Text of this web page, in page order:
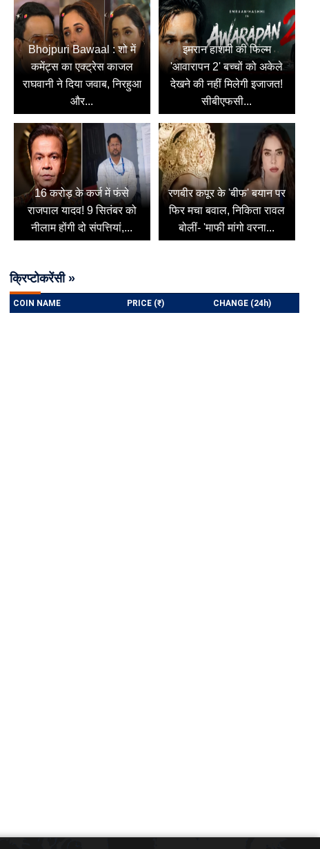
Bhojpuri Bawaal : शो में
कमेंट्स का एक्ट्रेस काजल
राघवानी ने दिया जवाब, निरहुआ
और...
इमरान हाशमी की फिल्म
'आवारापन 2' बच्चों को अकेले
देखने की नहीं मिलेगी इजाजत!
सीबीएफसी...
16 करोड़ के कर्ज में फंसे
राजपाल यादव! 9 सितंबर को
नीलाम होंगी दो संपत्तियां,...
रणबीर कपूर के 'बीफ' बयान पर
फिर मचा बवाल, निकिता रावल
बोलीं- 'माफी मांगो वरना...
क्रिप्टोकरेंसी »